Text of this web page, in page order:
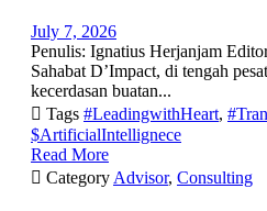
July 7, 2026
Penulis: Ignatius Herjanjam
Sahabat D’Impact, di tengah
kecerdasan buatan...
 Tags #LeadingwithHeart,
$ArtificialIntellignece
Read More
 Category Advisor, Consulting